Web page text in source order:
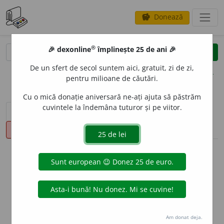
savings Donează
clear
opțiuni
sinteza definițiilor (1) definiții (7)
declinări
info
Aceste definiții sunt compilate de
echipa dexonline. Definițiile
originale se află pe filadefiniții.
Puteți reordona filele pe pagina de
🎉 dexonline® împlinește 25 de ani 🎉
De un sfert de secol suntem aici, gratuit, zi de zi,
pentru milioane de căutări.
Cu o mică donație aniversară ne-ați ajuta să păstrăm
cuvintele la îndemâna tuturor și pe viitor.
Am donat deja.